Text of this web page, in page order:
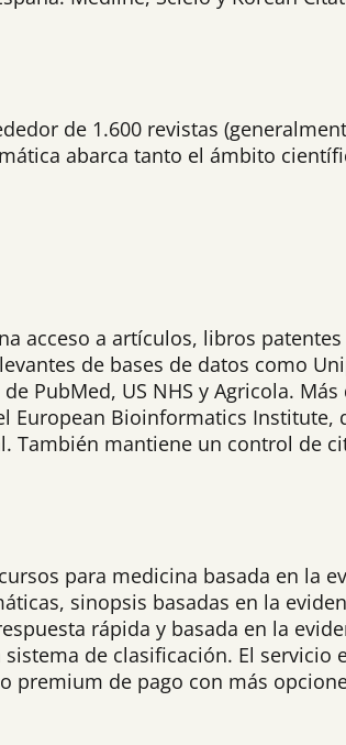
de 1.600 revistas
abarca tanto el ámbito
acceso a artículos, libros
de bases de datos como
PubMed, US NHS y Agricola.
European Bioinformatics
También mantiene un control de
para medicina basada en la
sinopsis basadas en la
rápida y basada en la
de clasificación. El
premium de pago con más